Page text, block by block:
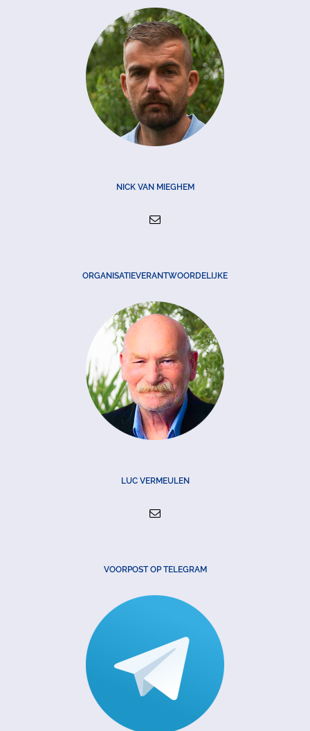
NICK VAN MIEGHEM
ORGANISATIEVERANTWOORDELIJKE
LUC VERMEULEN
VOORPOST OP TELEGRAM